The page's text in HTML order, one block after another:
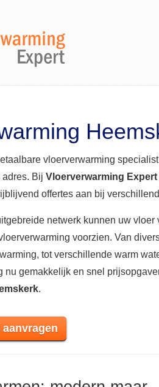
vloerverwarming
adres. Bij Vloerverwarming Expert
offertes aan bij
netwerk kunnen uw vloer
voorzien. Van
tot verschillende warm
nu gemakkelijk en snel
.